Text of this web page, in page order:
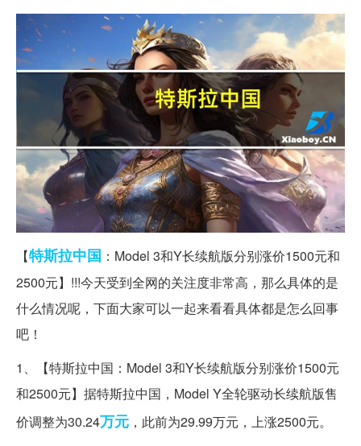
【特斯拉中国 ：Model 3和Y长续航版分别涨价1500元和
2500元】!!!今天受到全网的关注度非常高，那么具体的是
什么情况呢，下面大家可以一起来看看具体都是怎么回事
吧！
1、【特斯拉中国：Model 3和Y长续航版分别涨价1500元
和2500元】据特斯拉中国，Model Y全轮驱动长续航版售
价调整为30.24万元 ，此前为29.99万元，上涨2500元。